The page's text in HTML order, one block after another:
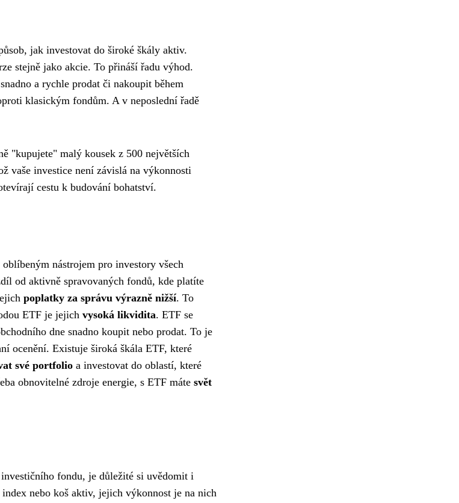
jak investovat do široké škály aktiv.
stejně jako akcie. To přináší řadu výhod.
a rychle prodat či nakoupit během
klasickým fondům. A v neposlední řadě
"kupujete" malý kousek z 500 největších
vaše investice není závislá na výkonnosti
cestu k budování bohatství.
nástrojem pro investory všech
od aktivně spravovaných fondů, kde platíte
poplatky za správu výrazně nižší. To
ETF je jejich vysoká likvidita. ETF se
dne snadno koupit nebo prodat. To je
ocenění. Existuje široká škála ETF, které
své portfolio a investovat do oblastí, které
obnovitelné zdroje energie, s ETF máte svět
fondu, je důležité si uvědomit i
nebo koš aktiv, jejich výkonnost je na nich